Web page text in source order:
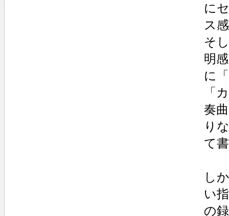
に
ス
そ
明
に
「
奏
り
て
し
い
の